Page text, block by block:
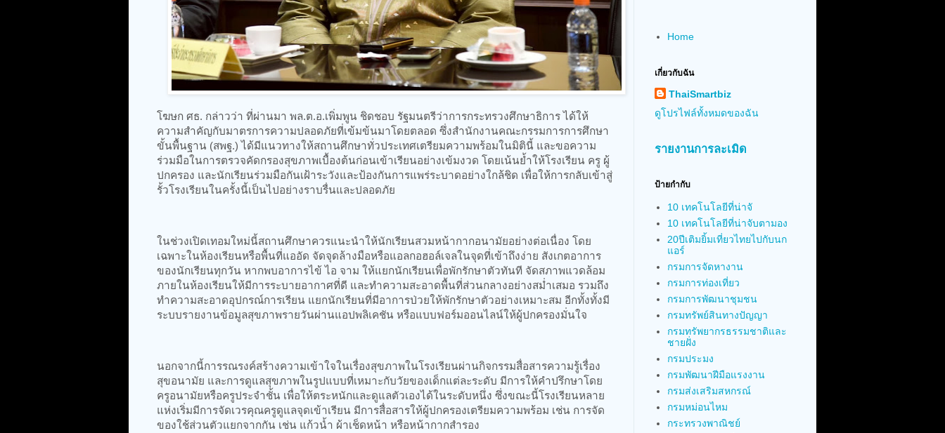
โฆษก ศธ. กล่าวว่า ที่ผ่านมา พล.ต.อ.เพิ่มพูน ชิดชอบ รัฐมนตรีว่าการกระทรวงศึกษาธิการ ได้ให้
ความสำคัญกับมาตรการความปลอดภัยที่เข้มข้นมาโดยตลอด ซึ่งสำนักงานคณะกรรมการการศึกษา
ขั้นพื้นฐาน (สพฐ.) ได้มีแนวทางให้สถานศึกษาทั่วประเทศเตรียมความพร้อมในมิตินี้ และขอความ
ร่วมมือในการตรวจคัดกรองสุขภาพเบื้องต้นก่อนเข้าเรียนอย่างเข้มงวด โดยเน้นย้ำให้โรงเรียน ครู ผู้
ปกครอง และนักเรียนร่วมมือกันเฝ้าระวังและป้องกันการแพร่ระบาดอย่างใกล้ชิด เพื่อให้การกลับเข้าสู่
รั้วโรงเรียนในครั้งนี้เป็นไปอย่างราบรื่นและปลอดภัย
ในช่วงเปิดเทอมใหม่นี้สถานศึกษาควรแนะนำให้นักเรียนสวมหน้ากากอนามัยอย่างต่อเนื่อง โดย
เฉพาะในห้องเรียนหรือพื้นที่แออัด จัดจุดล้างมือหรือแอลกอฮอล์เจลในจุดที่เข้าถึงง่าย สังเกตอาการ
ของนักเรียนทุกวัน หากพบอาการไข้ ไอ จาม ให้แยกนักเรียนเพื่อพักรักษาตัวทันที จัดสภาพแวดล้อม
ภายในห้องเรียนให้มีการระบายอากาศที่ดี และทำความสะอาดพื้นที่ส่วนกลางอย่างสม่ำเสมอ รวมถึง
ทำความสะอาดอุปกรณ์การเรียน แยกนักเรียนที่มีอาการป่วยให้พักรักษาตัวอย่างเหมาะสม อีกทั้งทั้งมี
ระบบรายงานข้อมูลสุขภาพรายวันผ่านแอปพลิเคชัน หรือแบบฟอร์มออนไลน์ให้ผู้ปกครองมั่นใจ
นอกจากนี้การรณรงค์สร้างความเข้าใจในเรื่องสุขภาพในโรงเรียนผ่านกิจกรรมสื่อสารความรู้เรื่อง
สุขอนามัย และการดูแลสุขภาพในรูปแบบที่เหมาะกับวัยของเด็กแต่ละระดับ มีการให้คำปรึกษาโดย
ครูอนามัยหรือครูประจำชั้น เพื่อให้ตระหนักและดูแลตัวเองได้ในระดับหนึ่ง ซึ่งขณะนี้โรงเรียนหลาย
แห่งเริ่มมีการจัดเวรคุณครูดูแลจุดเข้าเรียน มีการสื่อสารให้ผู้ปกครองเตรียมความพร้อม เช่น การจัด
ของใช้ส่วนตัวแยกจากกัน เช่น แก้วน้ำ ผ้าเช็ดหน้า หรือหน้ากากสำรอง
Home
เกี่ยวกับฉัน
ThaiSmartbiz
ดูโปรไฟล์ทั้งหมดของฉัน
รายงานการละเมิด
ป้ายกำกับ
10 เทคโนโลยีที่น่าจั
10 เทคโนโลยีที่น่าจับตามอง
20ปีเติมยิ้มเที่ยวไทยไปกับนก
แอร์
กรมการจัดหางาน
กรมการท่องเที่ยว
กรมการพัฒนาชุมชน
กรมทรัพย์สินทางปัญญา
กรมทรัพยากรธรรมชาติและ
ชายฝั่ง
กรมประมง
กรมพัฒนาฝีมือแรงงาน
กรมส่งเสริมสหกรณ์
กรมหม่อนไหม
กระทรวงพาณิชย์